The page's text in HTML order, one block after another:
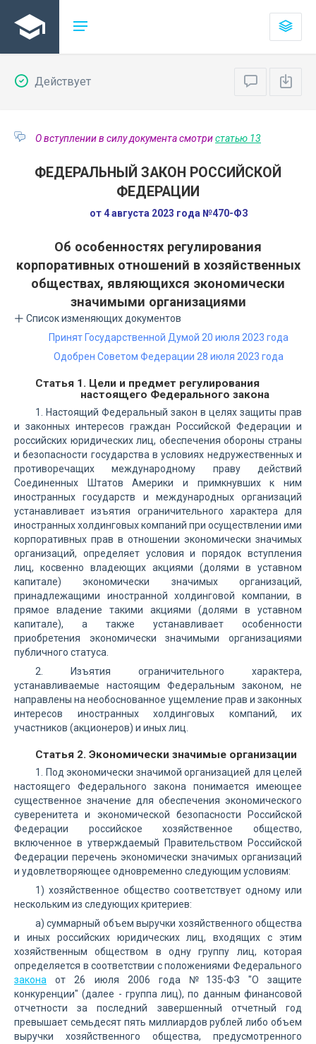
Действует
О вступлении в силу документа смотристатью 13
ФЕДЕРАЛЬНЫЙ ЗАКОН РОССИЙСКОЙ
ФЕДЕРАЦИИ
от 4 августа 2023 года №470-ФЗ
Об особенностях регулирования
корпоративных отношений в хозяйственных
обществах, являющихся экономически
значимыми организациями
Список изменяющих документов
Принят Государственной Думой 20 июля 2023 года
Одобрен Советом Федерации 28 июля 2023 года
Статья 1. Цели и предмет регулирования
настоящего Федерального закона
1. Настоящий Федеральный закон в целях защиты прав
и законных интересов граждан Российской Федерации и
российских юридических лиц, обеспечения обороны страны
и безопасности государства в условиях недружественных и
противоречащих международному праву действий
Соединенных Штатов Америки и примкнувших к ним
иностранных государств и международных организаций
устанавливает изъятия ограничительного характера для
иностранных холдинговых компаний при осуществлении ими
корпоративных прав в отношении экономически значимых
организаций, определяет условия и порядок вступления
лиц, косвенно владеющих акциями (долями в уставном
капитале) экономически значимых организаций,
принадлежащими иностранной холдинговой компании, в
прямое владение такими акциями (долями в уставном
капитале), а также устанавливает особенности
приобретения экономически значимыми организациями
публичного статуса.
2. Изъятия ограничительного характера,
устанавливаемые настоящим Федеральным законом, не
направлены на необоснованное ущемление прав и законных
интересов иностранных холдинговых компаний, их
участников (акционеров) и иных лиц.
Статья 2. Экономически значимые организации
1. Под экономически значимой организацией для целей
настоящего Федерального закона понимается имеющее
существенное значение для обеспечения экономического
суверенитета и экономической безопасности Российской
Федерации российское хозяйственное общество,
включенное в утверждаемый Правительством Российской
Федерации перечень экономически значимых организаций
и удовлетворяющее одновременно следующим условиям:
1) хозяйственное общество соответствует одному или
нескольким из следующих критериев:
а) суммарный объем выручки хозяйственного общества
и иных российских юридических лиц, входящих с этим
хозяйственным обществом в одну группу лиц, которая
определяется в соответствии с положениями Федерального
закона от 26 июля 2006 года №135-ФЗ "О защите
конкуренции" (далее - группа лиц), по данным финансовой
отчетности за последний завершенный отчетный год
превышает семьдесят пять миллиардов рублей либо объем
выручки хозяйственного общества, предусмотренного